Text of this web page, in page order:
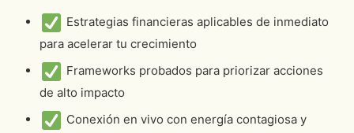
Estrategias financieras aplicables de inmediato
para acelerar tu crecimiento
Frameworks probados para priorizar acciones
de alto impacto
Conexión en vivo con energía contagiosa y